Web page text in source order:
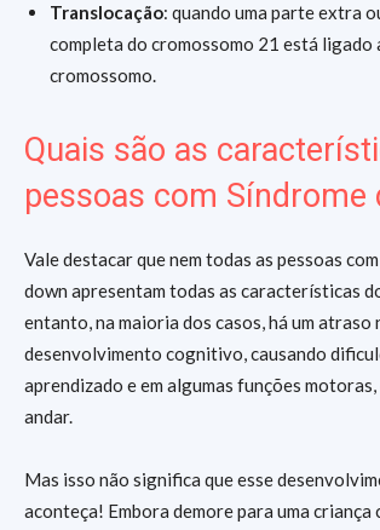
Translocação: quando uma parte extra
completa do cromossomo 21 está ligado
cromossomo.
Quais são as
pessoas com Síndrome
Vale destacar que nem todas as pessoas
down apresentam todas as características
entanto, na maioria dos casos, há um atraso
desenvolvimento cognitivo, causando
aprendizado e em algumas funções
andar.
Mas isso não significa que esse
aconteça! Embora demore para uma criança